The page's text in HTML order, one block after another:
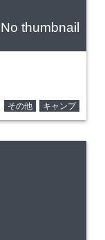
No thumbnail
その他 キャンプ